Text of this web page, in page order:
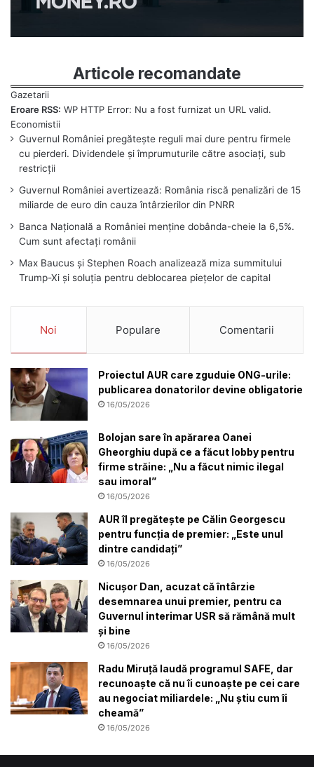
Articole recomandate
Eroare RSS: WP HTTP Error: Nu a fost furnizat un URL valid.
Guvernul României pregătește reguli mai dure pentru firmele
cu pierderi. Dividendele și împrumuturile către asociați, sub
restricții
Guvernul României avertizează: România riscă penalizări de 15
miliarde de euro din cauza întârzierilor din PNRR
Banca Națională a României menține dobânda-cheie la 6,5%.
Cum sunt afectați românii
Max Baucus și Stephen Roach analizează miza summitului
Trump-Xi și soluția pentru deblocarea piețelor de capital
Noi Populare Comentarii
Proiectul AUR care zguduie ONG-urile:
publicarea donatorilor devine obligatorie
16/05/2026
Bolojan sare în apărarea Oanei
Gheorghiu după ce a făcut lobby pentru
firme străine: „Nu a făcut nimic ilegal
sau imoral”
16/05/2026
AUR îl pregătește pe Călin Georgescu
pentru funcția de premier: „Este unul
dintre candidați”
16/05/2026
Nicușor Dan, acuzat că întârzie
desemnarea unui premier, pentru ca
Guvernul interimar USR să rămână mult
și bine
16/05/2026
Radu Miruță laudă programul SAFE, dar
recunoaște că nu îi cunoaște pe cei care
au negociat miliardele: „Nu știu cum îi
cheamă”
16/05/2026